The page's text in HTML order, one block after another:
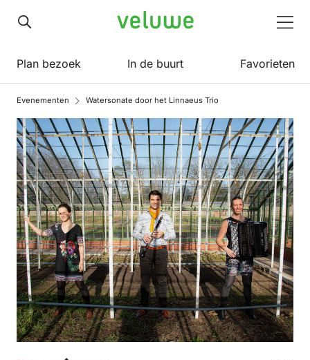
Veluwe
Plan bezoek In de buurt Favorieten
Evenementen Watersonate door het Linnaeus Trio